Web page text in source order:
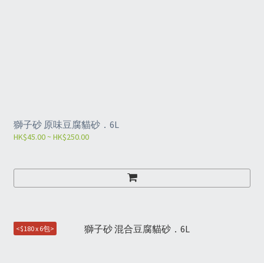
獅子砂 原味豆腐貓砂．6L
HK$45.00 ~ HK$250.00
<$180 x 6包>